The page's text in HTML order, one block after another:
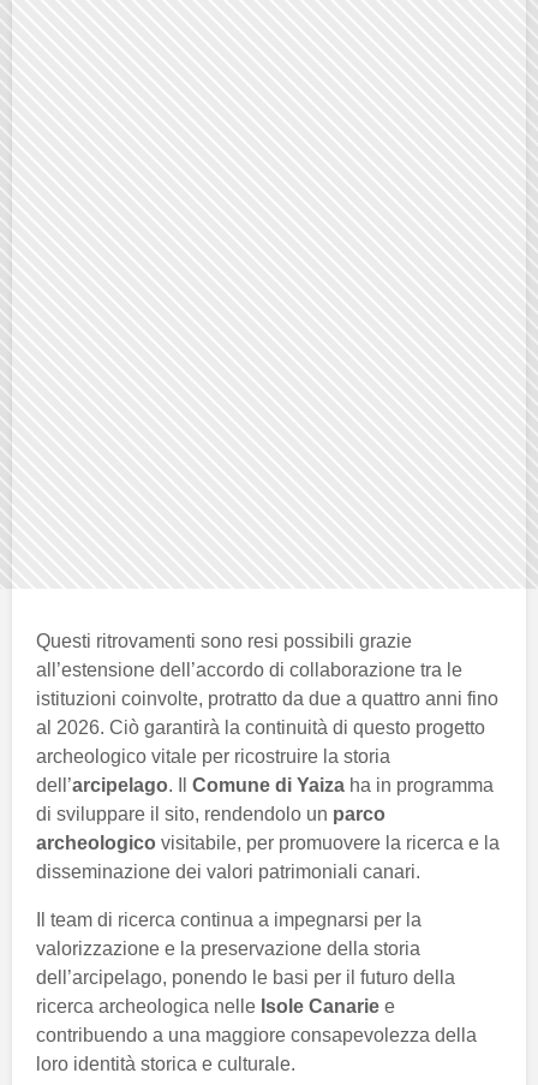
Questi ritrovamenti sono resi possibili grazie
all’estensione dell’accordo di collaborazione tra le
istituzioni coinvolte, protratto da due a quattro anni fino
al 2026. Ciò garantirà la continuità di questo progetto
archeologico vitale per ricostruire la storia
dell’arcipelago. Il Comune di Yaiza ha in programma
di sviluppare il sito, rendendolo un parco
archeologico visitabile, per promuovere la ricerca e la
disseminazione dei valori patrimoniali canari.
Il team di ricerca continua a impegnarsi per la
valorizzazione e la preservazione della storia
dell’arcipelago, ponendo le basi per il futuro della
ricerca archeologica nelle Isole Canarie e
contribuendo a una maggiore consapevolezza della
loro identità storica e culturale.